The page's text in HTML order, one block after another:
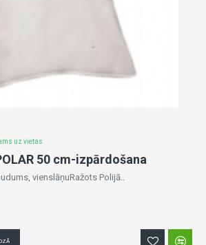
uz vietas
50 cm-izpārdošana
vienslāņuRažots Polijā..